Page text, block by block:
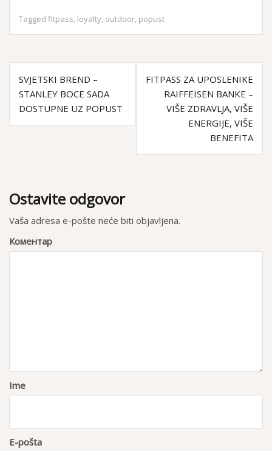
Tagged fitpass, loyalty, outdoor, popust
K
e
j
e
č
SVJETSKI BREND –
STANLEY BOCE SADA
DOSTUPNE UZ POPUST
FITPASS ZA UPOSLENIKE
RAIFFEISEN BANKE –
VIŠE ZDRAVLJA, VIŠE
ENERGIJE, VIŠE
BENEFITA
Ostavite odgovor
Vaša adresa e-pošte neće biti objavljena.
Коментар
Ime
E-pošta